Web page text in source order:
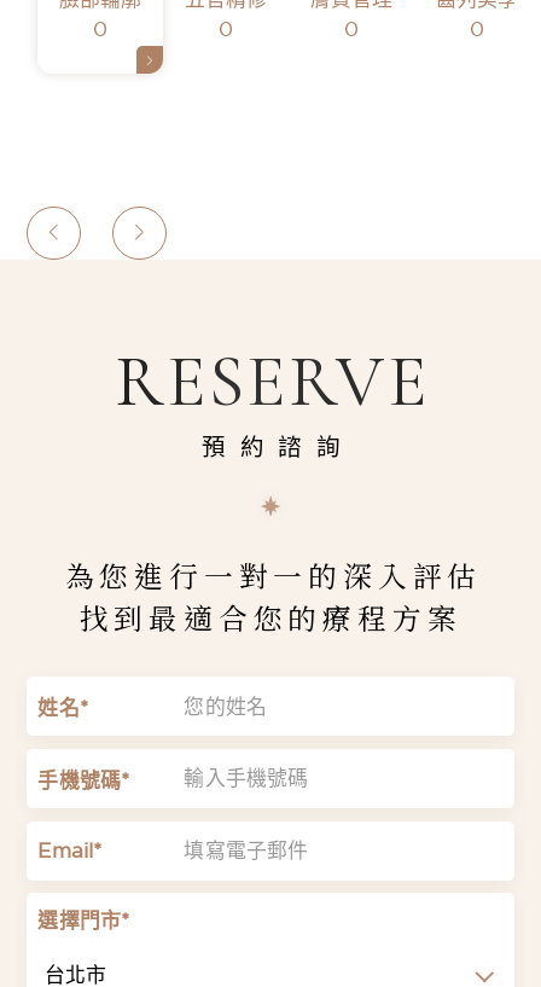
0
0
0
0
RESERVE
預約諮詢
為您進行一對一的深入評估
找到最適合您的療程方案
姓名*
手機號碼*
Email*
選擇門市*
台北市